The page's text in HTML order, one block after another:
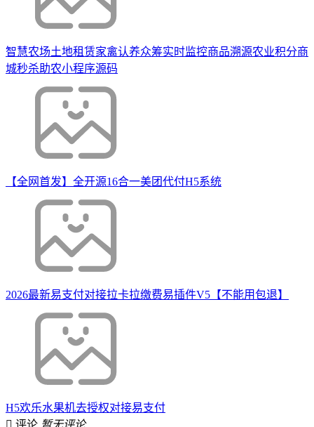
智慧农场土地租赁家禽认养众筹实时监控商品溯源农业积分商
城秒杀助农小程序源码
【全网首发】全开源16合一美团代付H5系统
2026最新易支付对接拉卡拉缴费易插件V5【不能用包退】
H5欢乐水果机去授权对接易支付
评论 暂无评论